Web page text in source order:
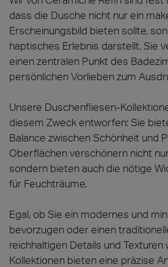
dass die Dusche nicht nur ein
Erscheinungsbild bieten sollte,
haptisches Erlebnis darstellt. Sie
einen zentralen Punkt des
persönlichen Vorlieben zum
Unsere Duschenfliesen-
diesem Zweck entworfen: Sie
Balance zwischen Schönheit und
Oberflächen verschönern nicht
sondern bieten auch die nötige
für Feuchträume.
Egal, ob Sie ein modernes und
bevorzugen oder einen
reichhaltigen Details und Texturen
Kollektionen bieten eine präzise